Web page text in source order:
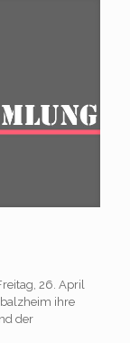
26. April
ihre
der